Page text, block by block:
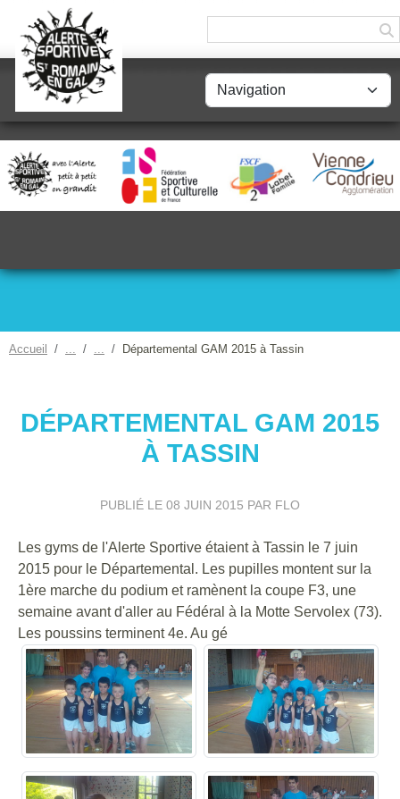
Accueil Départemental GAM 2015 à Tassin
DÉPARTEMENTAL GAM 2015
À TASSIN
PUBLIÉ LE 08 JUIN 2015 PAR FLO
Les gyms de l'Alerte Sportive étaient à Tassin le 7 juin
2015 pour le Départemental. Les pupilles montent sur la
1ère marche du podium et ramènent la coupe F3, une
semaine avant d'aller au Fédéral à la Motte Servolex (73).
Les poussins terminent 4e. Au gé
Panneau de gestion des cookies